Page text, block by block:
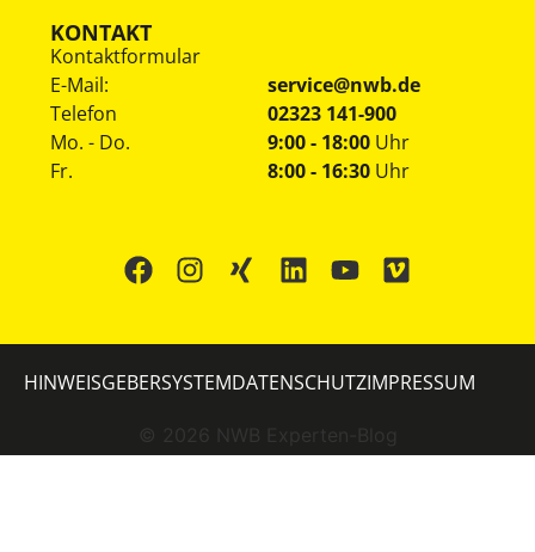
KONTAKT
Kontaktformular
E-Mail:
service@nwb.de
Telefon
02323 141-900
Mo. - Do.
Fr.
9:00 - 18:00 Uhr
8:00 - 16:30 Uhr
© 2026 NWB Experten-Blog
HINWEISGEBERSYSTEMDATENSCHUTZIMPRESSUM